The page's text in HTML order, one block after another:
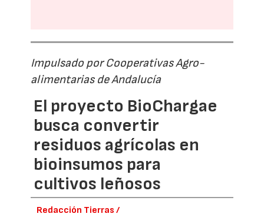
Impulsado por Cooperativas Agro-
alimentarias de Andalucía
El proyecto BioChargae
busca convertir
residuos agrícolas en
bioinsumos para
cultivos leñosos
Redacción Tierras /